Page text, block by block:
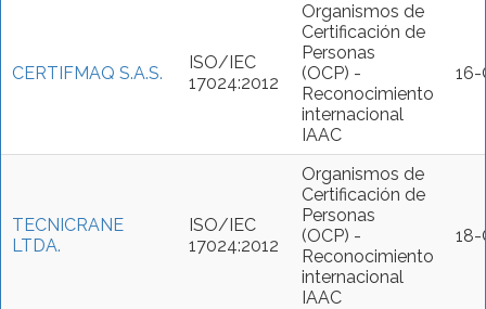
CERTIFMAQ S.A.S.
ISO/IEC
17024:2012
Organismos de
Certificación de
Personas
(OCP) -
Reconocimiento
internacional
IAAC
16-
TECNICRANE
LTDA.
ISO/IEC
17024:2012
Organismos de
Certificación de
Personas
(OCP) -
Reconocimiento
internacional
IAAC
18-